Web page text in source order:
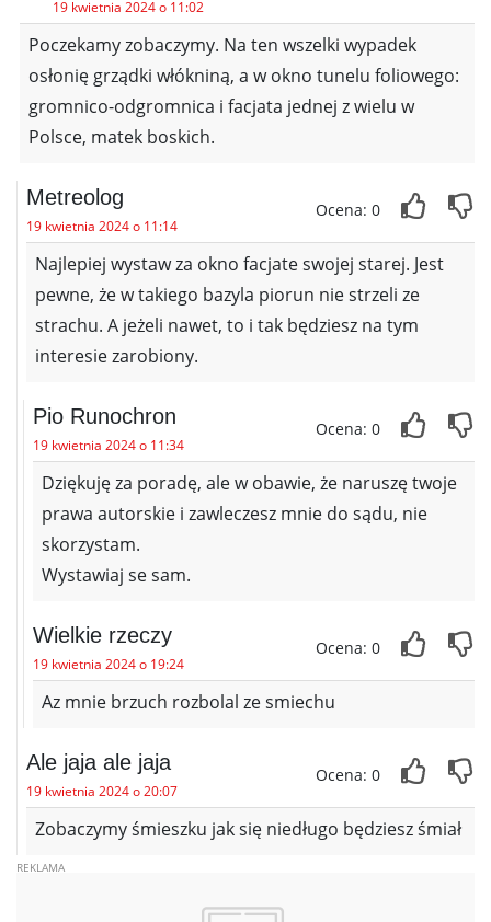
19 kwietnia 2024 o 11:02
Poczekamy zobaczymy. Na ten wszelki wypadek
osłonię grządki włókniną, a w okno tunelu foliowego:
gromnico-odgromnica i facjata jednej z wielu w
Polsce, matek boskich.
Metreolog
19 kwietnia 2024 o 11:14
Ocena: 0
Najlepiej wystaw za okno facjate swojej starej. Jest
pewne, że w takiego bazyla piorun nie strzeli ze
strachu. A jeżeli nawet, to i tak będziesz na tym
interesie zarobiony.
Pio Runochron
19 kwietnia 2024 o 11:34
Ocena: 0
Dziękuję za poradę, ale w obawie, że naruszę twoje
prawa autorskie i zawleczesz mnie do sądu, nie
skorzystam.
Wystawiaj se sam.
Wielkie rzeczy
19 kwietnia 2024 o 19:24
Ocena: 0
Az mnie brzuch rozbolal ze smiechu
Ale jaja ale jaja
19 kwietnia 2024 o 20:07
Ocena: 0
Zobaczymy śmieszku jak się niedługo będziesz śmiał